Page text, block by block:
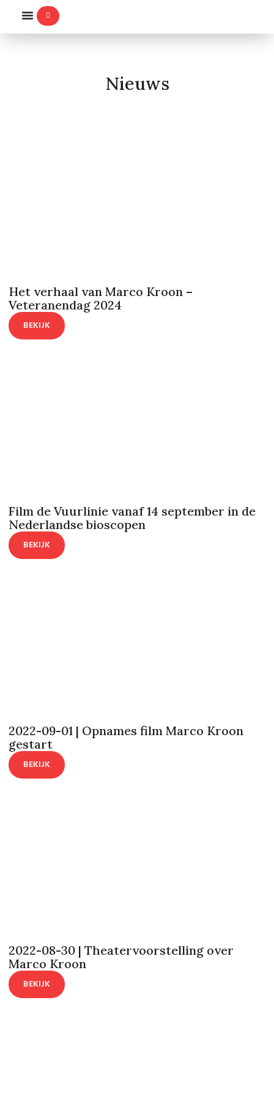
Nieuws
Het verhaal van Marco Kroon –
Veteranendag 2024
BEKIJK
Film de Vuurlinie vanaf 14 september in de
Nederlandse bioscopen
BEKIJK
2022-09-01 | Opnames film Marco Kroon
gestart
BEKIJK
2022-08-30 | Theatervoorstelling over
Marco Kroon
BEKIJK